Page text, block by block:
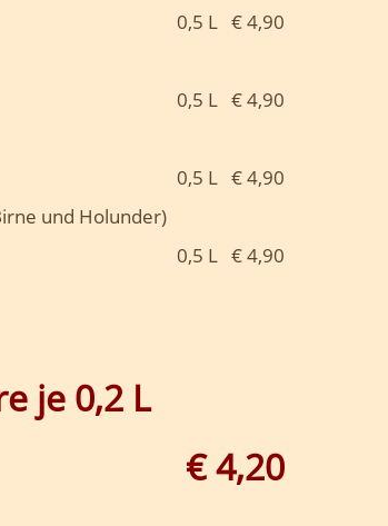
0,5 L € 4,90
0,5 L € 4,90
0,5 L € 4,90
und Holunder)
0,5 L € 4,90
je 0,2 L
€ 4,20